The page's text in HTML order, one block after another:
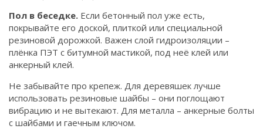
Пол в беседке. Если бетонный пол уже есть,
покрывайте его доской, плиткой или специальной
резиновой дорожкой. Важен слой гидроизоляции –
плёнка ПЭТ с битумной мастикой, под неё клей или
анкерный клей.
Не забывайте про крепеж. Для деревяшек лучше
использовать резиновые шайбы – они поглощают
вибрацию и не вытекают. Для металла – анкерные болты
с шайбами и гаечным ключом.